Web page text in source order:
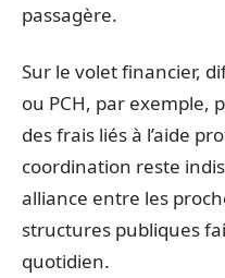
passagère.
Sur le volet financier,
ou PCH, par exemple,
des frais liés à l’aide
coordination reste
alliance entre les
structures publiques
quotidien.